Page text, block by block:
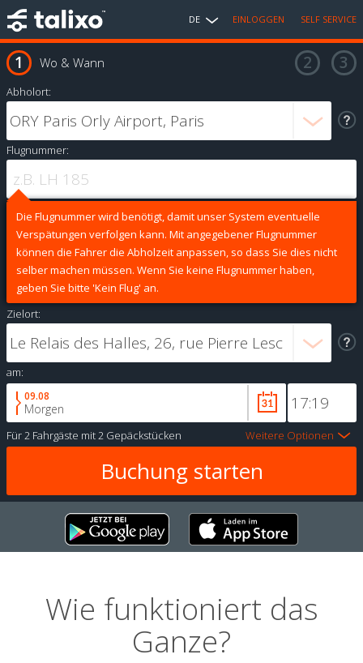
DE EINLOGGEN SELF SERVICE
Wo & Wann
Abholort:
Flugnummer:
Die Flugnummer wird benötigt, damit unser System eventuelle
Verspätungen verfolgen kann. Mit angegebener Flugnummer
können die Fahrer die Abholzeit anpassen, so dass Sie dies nicht
selber machen müssen. Wenn Sie keine Flugnummer haben,
geben Sie bitte 'Kein Flug' an.
Zielort:
am:
09.08
Morgen
Für2 Fahrgäste mit2 Gepäckstücken Weitere Optionen
Wie funktioniert das
Ganze?